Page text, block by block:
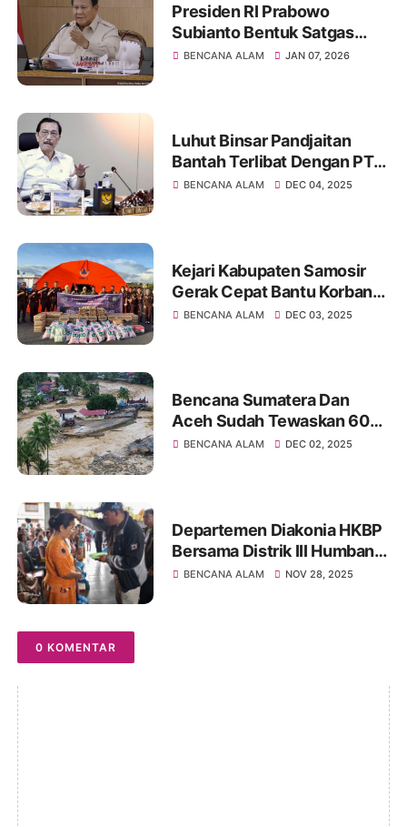
Presiden RI Prabowo
Subianto Bentuk Satgas
Rekonstruksi Bencana
BENCANA ALAM JAN 07, 2026
Luhut Binsar Pandjaitan
Bantah Terlibat Dengan PT
Toba Pulp Lestari
BENCANA ALAM DEC 04, 2025
Kejari Kabupaten Samosir
Gerak Cepat Bantu Korban
Banjir Dan Longsor Tapanuli
BENCANA ALAM DEC 03, 2025
Bencana Sumatera Dan
Aceh Sudah Tewaskan 604
Orang, Korban Hilang Capai
BENCANA ALAM DEC 02, 2025
Departemen Diakonia HKBP
Bersama Distrik III Humbang
Salurkan Bantuan Korban
BENCANA ALAM NOV 28, 2025
0 KOMENTAR